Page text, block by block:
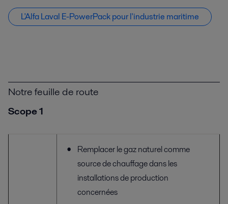
L'Alfa Laval E-PowerPack pour l'industrie maritime
Notre feuille de route
Scope 1
Remplacer le gaz naturel comme
source de chauffage dans les
installations de production
concernées